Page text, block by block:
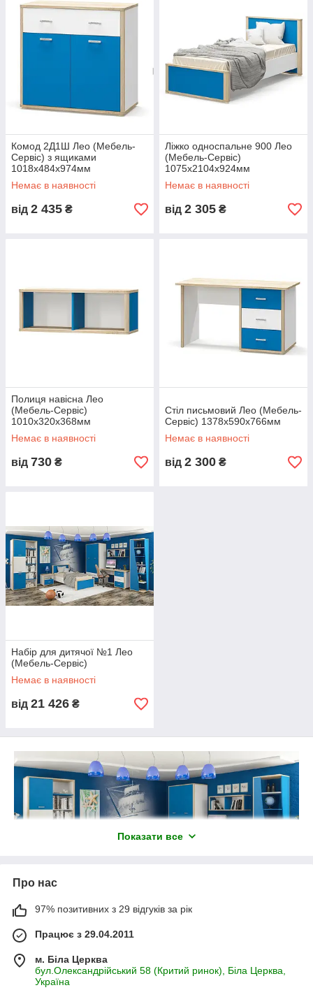
Фасад: ЛДСП
Все элементы модульной системы Лео, а также
варианты наборов, представлены ниже.
Комод 2Д1Ш Лео (Мебель-
Сервіс) з ящиками
1018х484х974мм
Немає в наявності
від 2 435 ₴
Ліжко односпальне 900 Лео
(Мебель-Сервіс)
1075х2104х924мм
Немає в наявності
від 2 305 ₴
Полиця навісна Лео
(Мебель-Сервіс)
1010х320х368мм
Немає в наявності
від 730 ₴
Стіл письмовий Лео (Мебель-
Сервіс) 1378х590х766мм
Немає в наявності
від 2 300 ₴
Набір для дитячої №1 Лео
(Мебель-Сервіс)
Немає в наявності
від 21 426 ₴
Показати все
Про нас
97% позитивних з 29 відгуків за рік
Працює з 29.04.2011
м. Біла Церква
бул.Олександрійський 58 (Критий ринок), Біла Церква,
Україна